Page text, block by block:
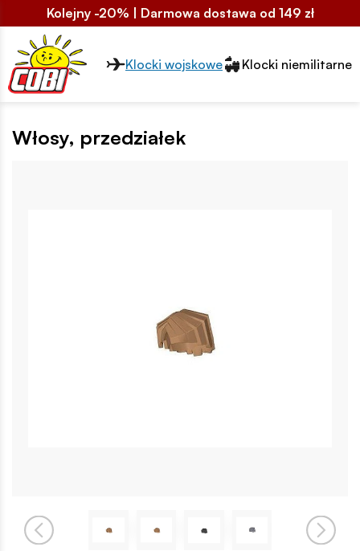
Kolejny -20% | Darmowa dostawa od 149 zł
Przełącznik segmentów2
Klocki wojskowe Klocki niemilitarne
Włosy, przedziałek